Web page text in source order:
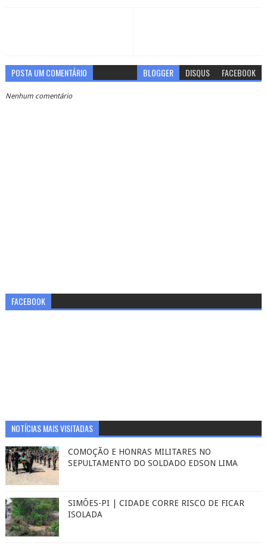
POSTA UM COMENTÁRIO BLOGGER DISQUS FACEBOOK
Nenhum comentário
FACEBOOK
NOTÍCIAS MAIS VISITADAS
COMOÇÃO E HONRAS MILITARES NO
SEPULTAMENTO DO SOLDADO EDSON LIMA
SIMÕES-PI | CIDADE CORRE RISCO DE FICAR
ISOLADA